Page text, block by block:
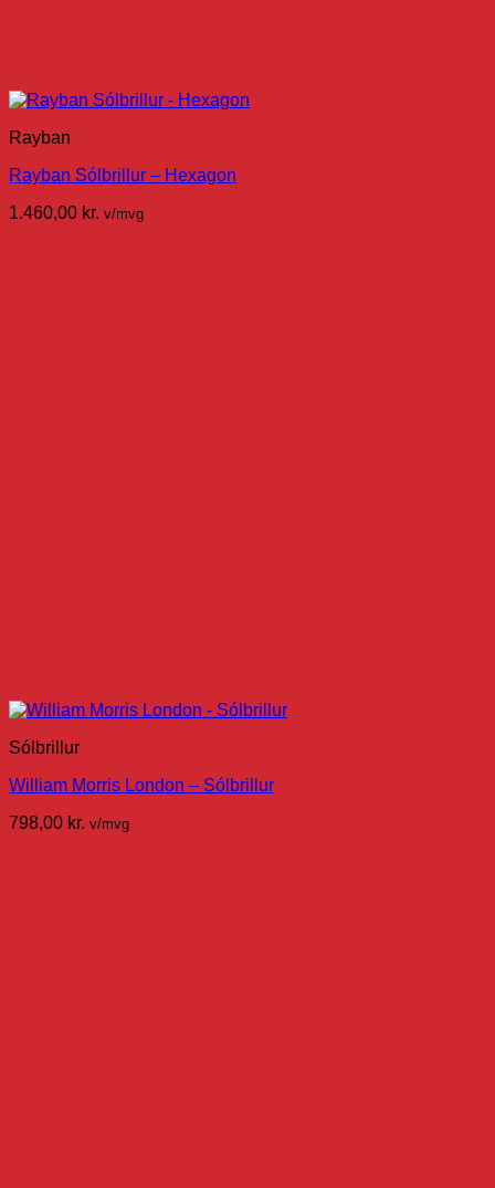
Rayban
Rayban Sólbrillur – Hexagon
1.460,00 kr. v/mvg
Sólbrillur
William Morris London – Sólbrillur
798,00 kr. v/mvg